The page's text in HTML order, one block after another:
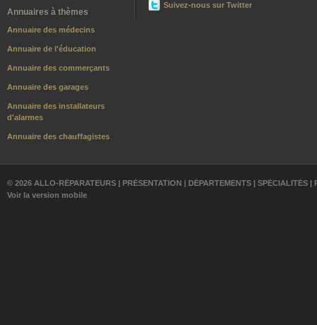
Annuaires à thèmes
Annuaire des médecins
Annuaire de l'éducation
Annuaire des commerçants
Annuaire des garages
Annuaire des installateurs
d'alarmes
Annuaire des chauffagistes
Suivez-nous sur Twitter
© 2026 ALLO-RÉPARATEURS | PRÉSENTATION | DÉPARTEMENTS | SPÉCIALITÉS |
Voir la version mobile